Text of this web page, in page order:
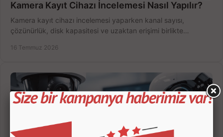
Kamera Kayıt Cihazı İncelemesi Nasıl Yapılır?
Kamera kayıt cihazı incelemesi yaparken kanal sayısı,
çözünürlük, disk kapasitesi ve uzaktan erişimi birlikte
16 Temmuz 2026